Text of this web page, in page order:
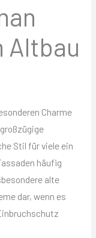
Altbau
Charme
Stil für viele ein
häufig
alte
dar, wenn es